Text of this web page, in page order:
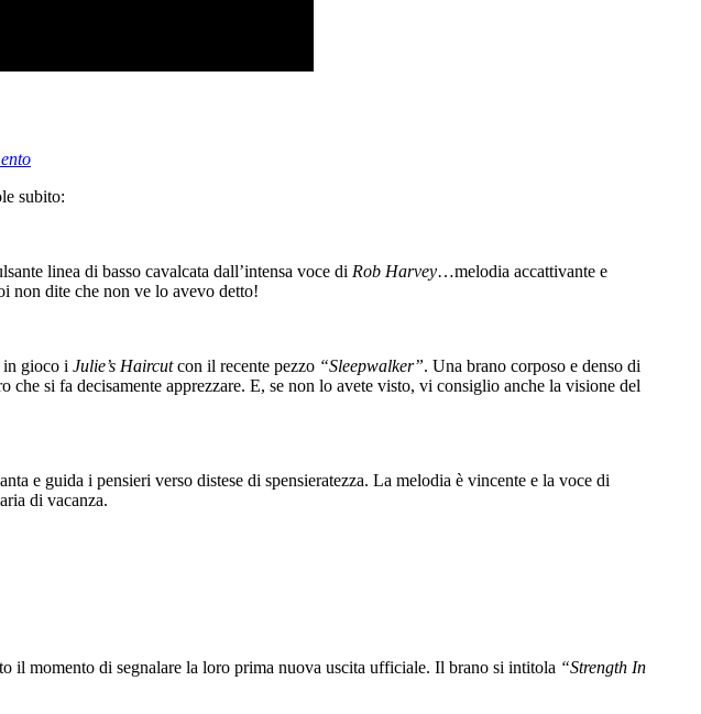
subito:
linea di basso cavalcata dall’intensa voce di Rob Harvey…melodia accattivante e
non dite che non ve lo avevo detto!
in gioco i Julie’s Haircutcon il recente pezzo “Sleepwalker”. Una brano corposo e denso di
si fa decisamente apprezzare. E, se non lo avete visto, vi consiglio anche la visione del
e guida i pensieri verso distese di spensieratezza. La melodia è vincente e la voce di
di vacanza.
il momento di segnalare la loro prima nuova uscita ufficiale. Il brano si intitola “Strength In